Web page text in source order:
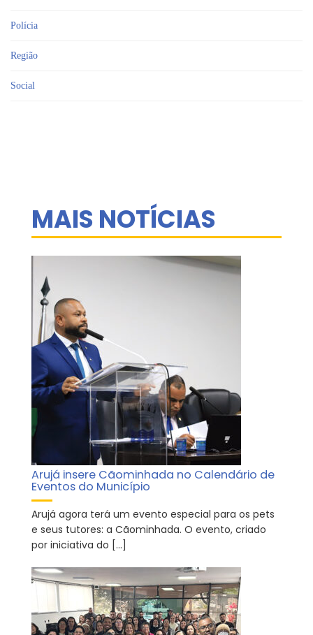
Polícia
Região
Social
MAIS NOTÍCIAS
Arujá insere Cãominhada no Calendário de
Eventos do Município
Arujá agora terá um evento especial para os pets
e seus tutores: a Cãominhada. O evento, criado
por iniciativa do […]